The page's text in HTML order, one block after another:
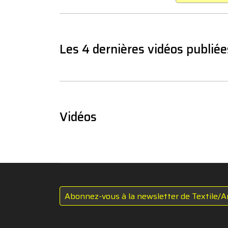
Les 4 dernières vidéos
Vidéos
Abonnez-vous à la newsletter de Textile/